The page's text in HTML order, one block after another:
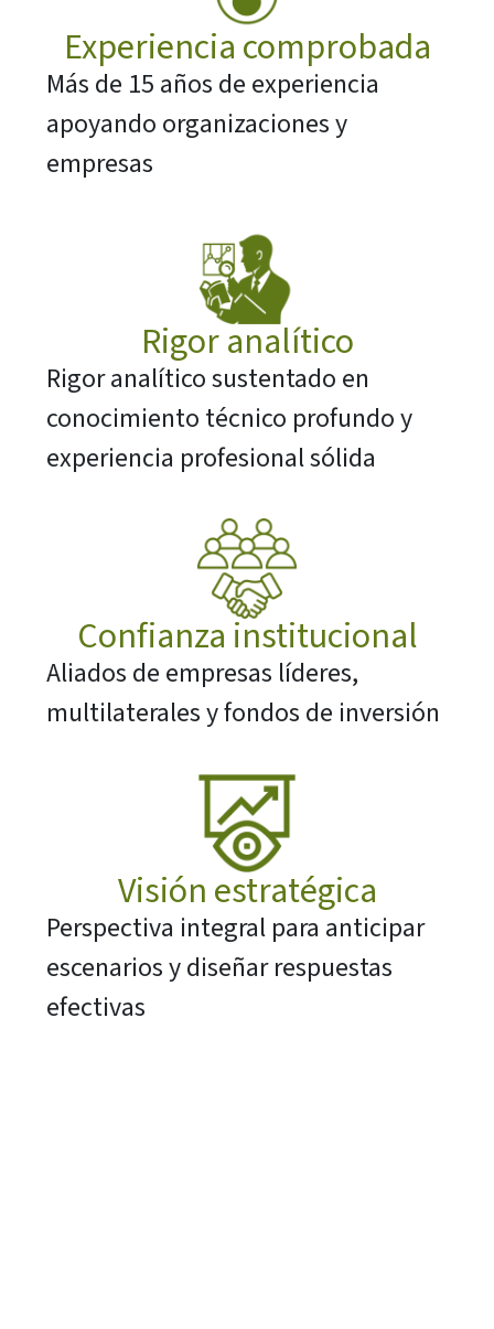
Experiencia comprobada
Más de 15 años de experiencia
apoyando organizaciones y
empresas
Rigor analítico
Rigor analítico sustentado en
conocimiento técnico profundo y
experiencia profesional sólida
Confianza institucional
Aliados de empresas líderes,
multilaterales y fondos de inversión
Visión estratégica
Perspectiva integral para anticipar
escenarios y diseñar respuestas
efectivas